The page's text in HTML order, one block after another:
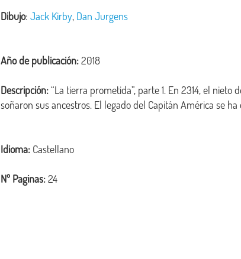
Dibujo:Jack Kirby, Dan Jurgens
Año de publicación:2018
Descripción: “La tierra prometida”, parte 1. En 2314, el
Idioma: Castellano
Nº Paginas:24